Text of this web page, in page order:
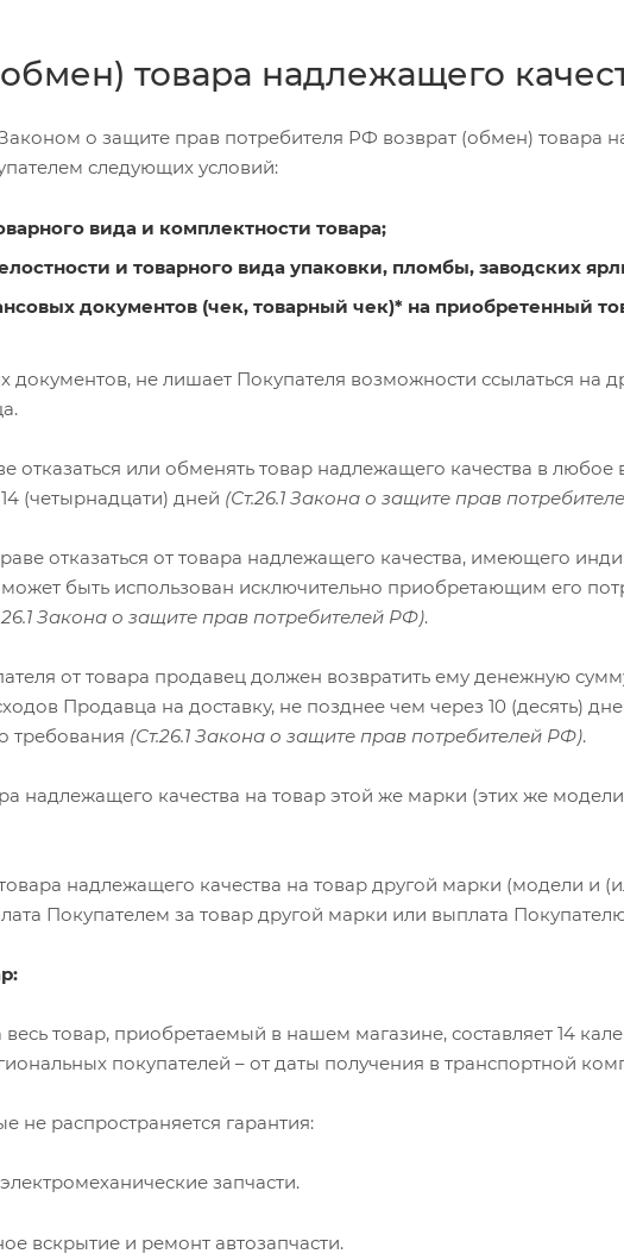
товара надлежащего
Законом о защите прав потребителя РФ возврат (обмен) товара
следующих условий:
вида и комплектности товара;
и товарного вида упаковки, пломбы, заводских
документов (чек, товарный чек)* на приобретенный
документов, не лишает Покупателя возможности ссылаться на
отказаться или обменять товар надлежащего качества в
(четырнадцати) дней (Ст.26.1 Закона о защите прав
отказаться от товара надлежащего качества, имеющего
быть использован исключительно приобретающим его
Закона о защите прав потребителей РФ).
от товара продавец должен возвратить ему денежную
Продавца на доставку, не позднее чем через 10 (десять)
требования (Ст.26.1 Закона о защите прав потребителей РФ).
надлежащего качества на товар этой же марки (этих же
надлежащего качества на товар другой марки (модели и
Покупателем за товар другой марки или выплата
товар, приобретаемый в нашем магазине, составляет 14
покупателей – от даты получения в транспортной
не распространяется гарантия:
запчасти.
вскрытие и ремонт автозапчасти.